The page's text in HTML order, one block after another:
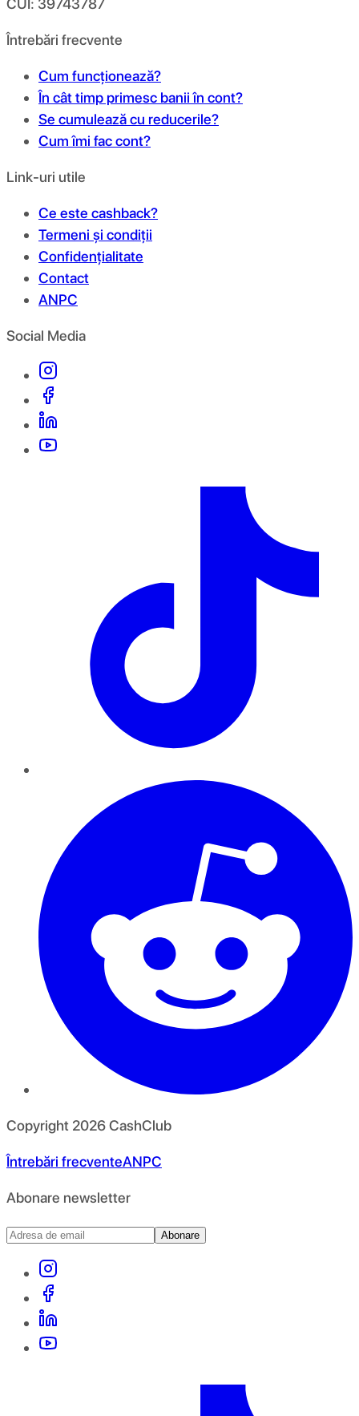
CUI: 39743787
Întrebări frecvente
Cum funcționează?
În cât timp primesc banii în cont?
Se cumulează cu reducerile?
Cum îmi fac cont?
Link-uri utile
Ce este cashback?
Termeni și condiții
Confidențialitate
Contact
ANPC
Social Media
Copyright 2026CashClub
Întrebări frecventeANPC
Abonare newsletter
Abonare